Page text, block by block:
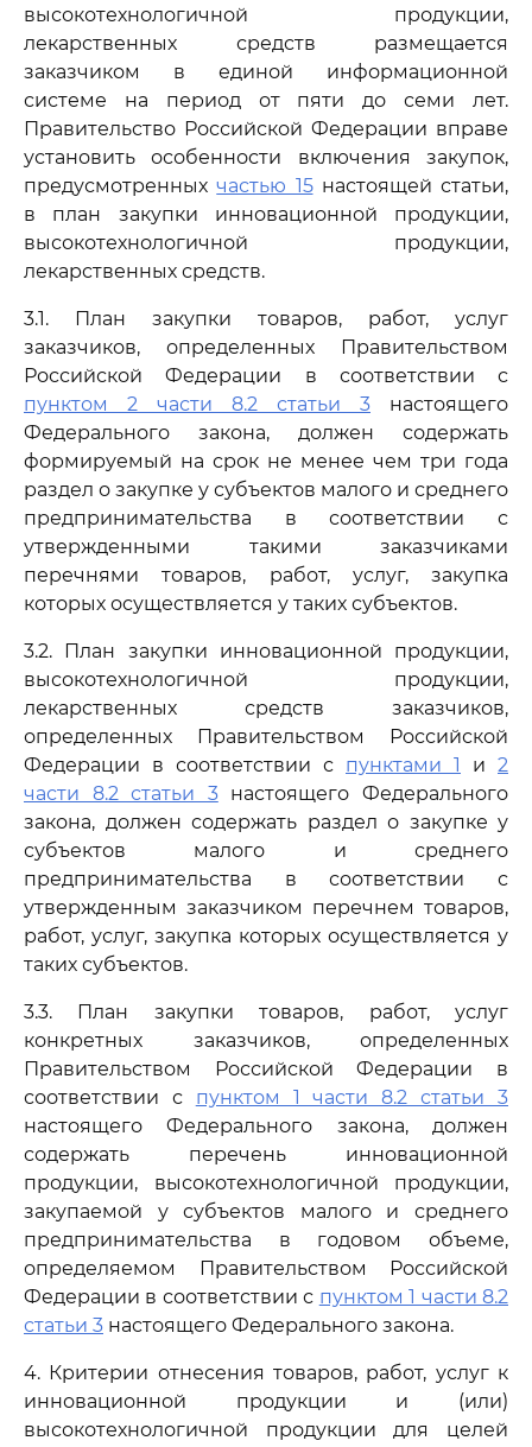
высокотехнологичной продукции,
лекарственных средств размещается
заказчиком в единой информационной
системе на период от пяти до семи лет.
Правительство Российской Федерации вправе
установить особенности включения закупок,
предусмотренныхчастью 15настоящей статьи,
в план закупки инновационной продукции,
высокотехнологичной продукции,
лекарственных средств.
3.1. План закупки товаров, работ, услуг
заказчиков, определенных Правительством
Российской Федерации в соответствии с
пунктом 2 части 8.2 статьи 3 настоящего
Федерального закона, должен содержать
формируемый на срок не менее чем три года
раздел о закупке у субъектов малого и среднего
предпринимательства в соответствии с
утвержденными такими заказчиками
перечнями товаров, работ, услуг, закупка
которых осуществляется у таких субъектов.
3.2. План закупки инновационной продукции,
высокотехнологичной продукции,
лекарственных средств заказчиков,
определенных Правительством Российской
Федерации в соответствии с пунктами 1 и 2
части 8.2 статьи 3настоящего Федерального
закона, должен содержать раздел о закупке у
субъектов малого и среднего
предпринимательства в соответствии с
утвержденным заказчиком перечнем товаров,
работ, услуг, закупка которых осуществляется у
таких субъектов.
3.3. План закупки товаров, работ, услуг
конкретных заказчиков, определенных
Правительством Российской Федерации в
соответствии с пунктом 1 части 8.2 статьи 3
настоящего Федерального закона, должен
содержать перечень инновационной
продукции, высокотехнологичной продукции,
закупаемой у субъектов малого и среднего
предпринимательства в годовом объеме,
определяемом Правительством Российской
Федерации в соответствии с пунктом 1 части 8.2
статьи 3 настоящего Федерального закона.
4. Критерии отнесения товаров, работ, услуг к
инновационной продукции и (или)
высокотехнологичной продукции для целей